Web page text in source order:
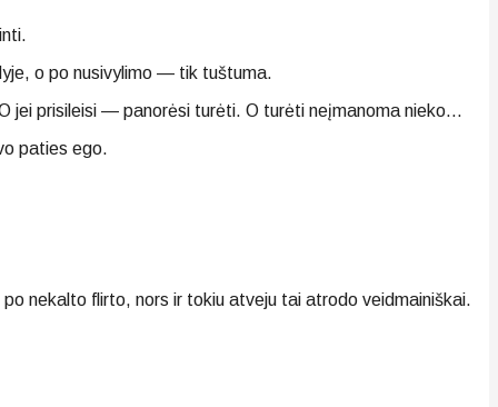
o po nusivylimo — tik tuštuma.
jei prisileisi — panorėsi turėti. O turėti neįmanoma nieko…
paties ego.
nekalto flirto, nors ir tokiu atveju tai atrodo veidmainiškai.